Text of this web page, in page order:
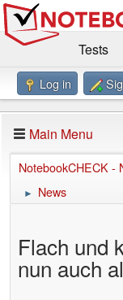
Tests
Benchmarks /
Forum
Log in
Main Menu
NotebookCHECK -
► News
Flach und
nun auch